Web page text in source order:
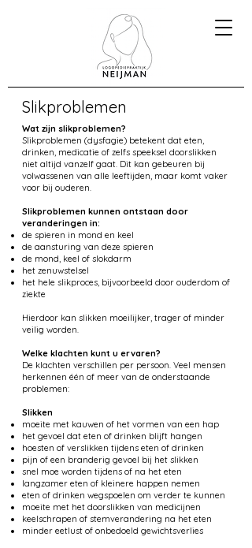
Slikproblemen
Wat zijn slikproblemen?
Slikproblemen (dysfagie) betekent dat eten,
drinken, medicatie of zelfs speeksel doorslikken
niet altijd vanzelf gaat. Dit kan gebeuren bij
volwassenen van alle leeftijden, maar komt vaker
voor bij ouderen.
Slikproblemen kunnen ontstaan door
veranderingen in:
de spieren in mond en keel
de aansturing van deze spieren
de mond, keel of slokdarm
het zenuwstelsel
het hele slikproces, bijvoorbeeld door ouderdom of
ziekte
Hierdoor kan slikken moeilijker, trager of minder
veilig worden.
Welke klachten kunt u ervaren?
De klachten verschillen per persoon. Veel mensen
herkennen één of meer van de onderstaande
problemen:
Slikken
moeite met kauwen of het vormen van een hap
het gevoel dat eten of drinken blijft hangen
hoesten of verslikken tijdens eten of drinken
pijn of een branderig gevoel bij het slikken
snel moe worden tijdens of na het eten
langzamer eten of kleinere happen nemen
eten of drinken wegspoelen om verder te kunnen
moeite met het doorslikken van medicijnen
keelschrapen of stemverandering na het eten
minder eetlust of onbedoeld gewichtsverlies